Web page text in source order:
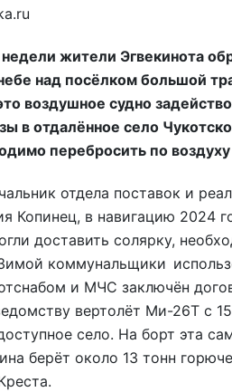
жители Эгвекинота
над посёлком большой
воздушное судно
в отдалённое село
перебросить по
отдела поставок и
Копинец, в навигацию 2024
доставить солярку,
коммунальщики
и МЧС заключён
вертолёт Ми-26Т с
село. На борт эта
берёт около 13 тонн